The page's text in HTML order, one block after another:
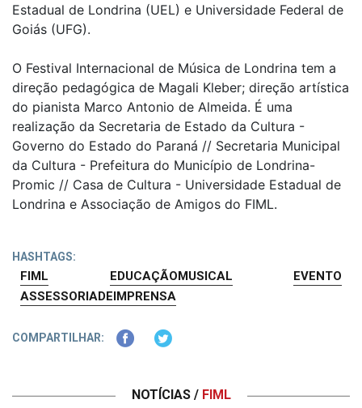
Estadual de Londrina (UEL) e Universidade Federal de
Goiás (UFG).
O Festival Internacional de Música de Londrina tem a
direção pedagógica de Magali Kleber; direção artística
do pianista Marco Antonio de Almeida. É uma
realização da Secretaria de Estado da Cultura -
Governo do Estado do Paraná // Secretaria Municipal
da Cultura - Prefeitura do Município de Londrina-
Promic // Casa de Cultura - Universidade Estadual de
Londrina e Associação de Amigos do FIML.
HASHTAGS:
FIML EDUCAÇÃOMUSICAL
EVENTO
ASSESSORIADEIMPRENSA
COMPARTILHAR:
NOTÍCIAS / FIML